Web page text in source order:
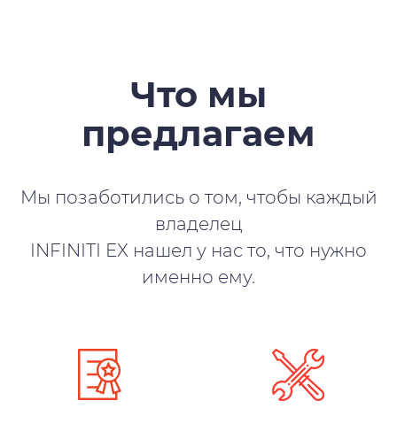
Что мы
предлагаем
Мы позаботились о том, чтобы каждый
владелец
INFINITI EX нашел у нас то, что нужно
именно ему.